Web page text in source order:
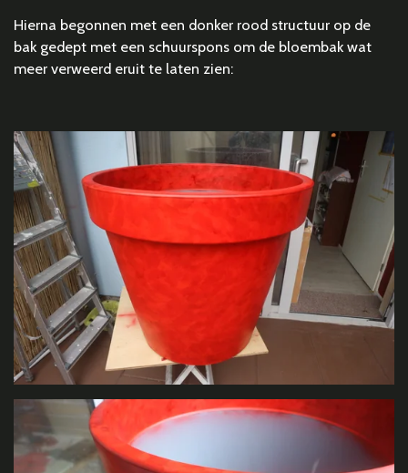
Hierna begonnen met een donker rood structuur op de
bak gedept met een schuurspons om de bloembak wat
meer verweerd eruit te laten zien: